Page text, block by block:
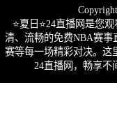
⭐️夏日⭐24直播网是您
清、流畅的免费NBA赛事
赛等每一场精彩对决。这
24直播网，畅享不